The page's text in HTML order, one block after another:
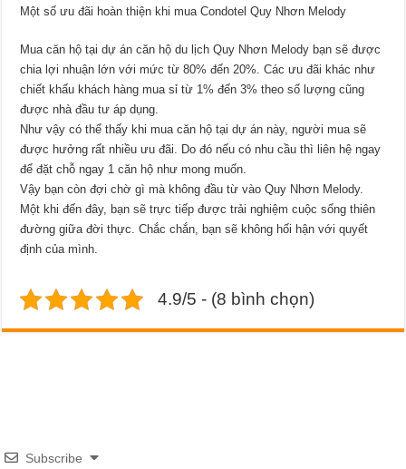
Một số ưu đãi hoàn thiện khi mua Condotel Quy Nhơn Melody
Mua căn hộ tại dự án căn hộ du lịch Quy Nhơn Melody bạn sẽ được
chia lợi nhuận lớn với mức từ 80% đến 20%. Các ưu đãi khác như
chiết khấu khách hàng mua sỉ từ 1% đến 3% theo số lượng cũng
được nhà đầu tư áp dụng.
Như vậy có thể thấy khi mua căn hộ tại dự án này, người mua sẽ
được hưởng rất nhiều ưu đãi. Do đó nếu có nhu cầu thì liên hệ ngay
để đặt chỗ ngay 1 căn hộ như mong muốn.
Vậy bạn còn đợi chờ gì mà không đầu từ vào Quy Nhơn Melody.
Một khi đến đây, bạn sẽ trực tiếp được trải nghiệm cuộc sống thiên
đường giữa đời thực. Chắc chắn, bạn sẽ không hối hận với quyết
định của mình.
4.9/5 - (8 bình chọn)
Subscribe